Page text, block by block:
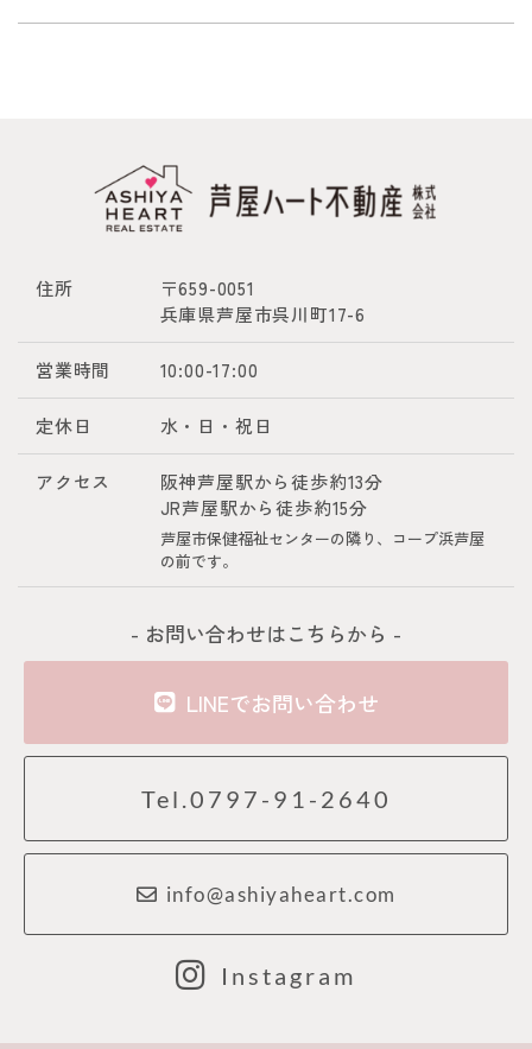
住所
〒659-0051
兵庫県芦屋市呉川町17-6
営業時間 10:00-17:00
定休日 水・日・祝日
アクセス
阪神芦屋駅から徒歩約13分
JR芦屋駅から徒歩約15分
芦屋市保健福祉センターの隣り、コープ浜芦屋
の前です。
- お問い合わせはこちらから -
LINEでお問い合わせ
Tel.0797-91-2640
info@ashiyaheart.com
Instagram